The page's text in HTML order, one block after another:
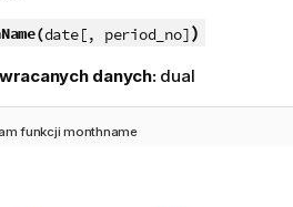
date[, period_no])
danych: dual
funkcji monthname